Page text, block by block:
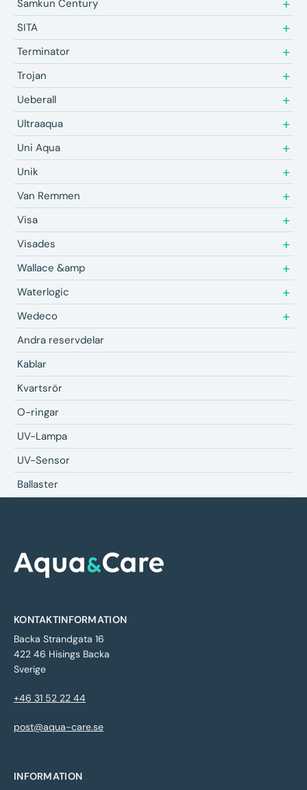
Andra reservdelar
Kablar
Kvartsrör
O-ringar
UV-Lampa
UV-Sensor
Ballaster
Samkun Century
SITA
Terminator
Trojan
Ueberall
Ultraaqua
Uni Aqua
Unik
Van Remmen
Visa
Visades
Wallace &amp
Waterlogic
Wedeco
KONTAKTINFORMATION
Backa Strandgata 16
422 46 Hisings Backa
Sverige
+46 31 52 22 44
post@aqua-care.se
INFORMATION